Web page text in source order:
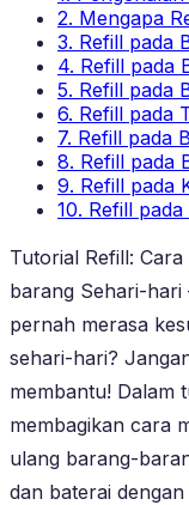
2. Mengapa
3. Refill pada
4. Refill pada
5. Refill pada
6. Refill pada
7. Refill pada
8. Refill pada
9. Refill pada
10. Refill
Tutorial Refill:
barang Sehari-
pernah merasa
sehari-hari?
membantu! Dalam
membagikan cara
ulang barang-
dan baterai